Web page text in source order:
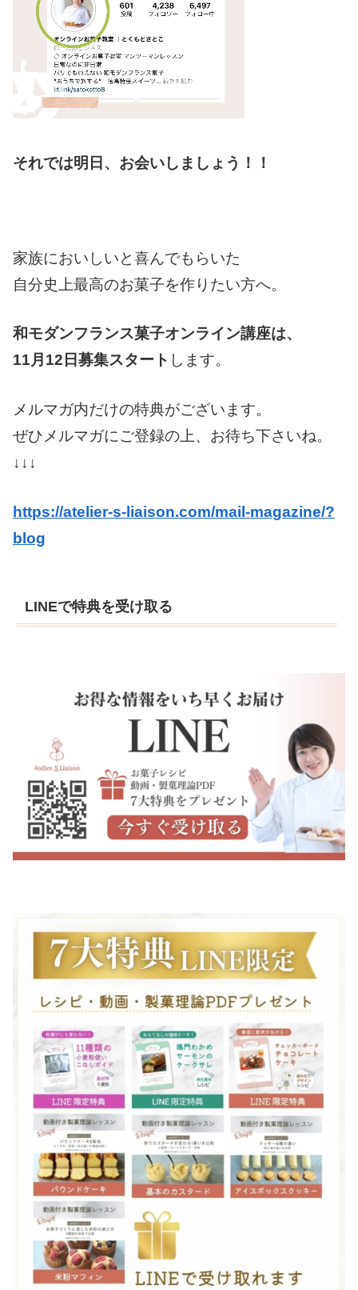
それでは明日、お会いしましょう！！
家族においしいと喜んでもらいた
自分史上最高のお菓子を作りたい方へ。
和モダンフランス菓子オンライン講座は、
11月12日募集スタート します。
メルマガ内だけの特典がございます。
ぜひメルマガにご登録の上、お待ち下さいね。
↓↓↓
https://atelier-s-liaison.com/mail-magazine/?
blog
LINEで特典を受け取る